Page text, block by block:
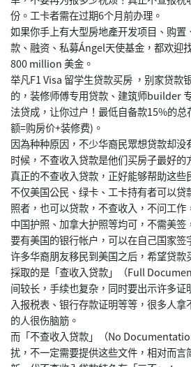
份。工卡者需在过期6个月前办理。
如果你手上有大型房地產开发项目、购
款、融资、私募Ángel天使基金，都欢迎
800 million 美金。
举凡F1 Visa 留学生贷款买房 ，别家贷款
的，装修师傅专用贷款、建筑师builder
法贷成，让你过户！最低自备款15%的
额=购房价+装修费)。
因為种种原因，不少华裔民眾想贷款却
时候，不查收入贷款是他们买房子最好
真正的不查收入贷款，正好能够帮助这些
不仅美国公民、绿卡、工卡持有者可以
照者，也可以贷款，不查收入，不问工作
中国护照、加拿大护照等均可，不需美
要有美国的银行帐户，可以在自己国家签
许多华裔朋友移民到美国之后，希望贷
採取的是「查收入贷款」（Full
间较长，手续也复杂，同时要出示许多
入报税表、银行存款证明等等，很多人
的人很伤脑筋。
而「不查收入贷款」（No
扰，不一定需要提供这些文件，相对而言